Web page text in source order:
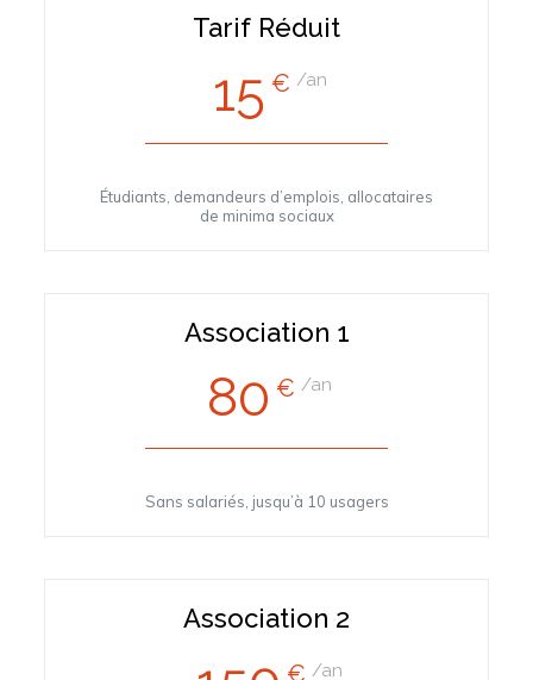
Tarif Réduit
15 € /an
Étudiants, demandeurs d’emplois, allocataires
de minima sociaux
Association 1
80 € /an
Sans salariés, jusqu’à 10 usagers
Association 2
/an